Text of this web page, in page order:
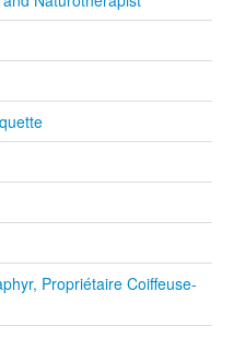
Propriétaire Coiffeuse-